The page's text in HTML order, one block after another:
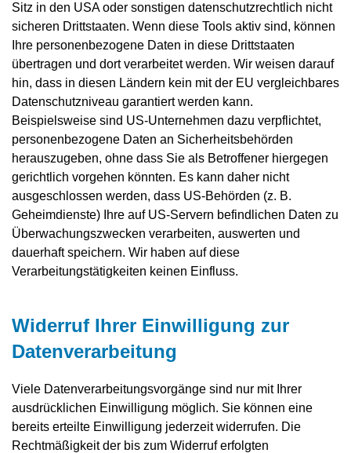
Sitz in den USA oder sonstigen datenschutzrechtlich nicht
sicheren Drittstaaten. Wenn diese Tools aktiv sind, können
Ihre personenbezogene Daten in diese Drittstaaten
übertragen und dort verarbeitet werden. Wir weisen darauf
hin, dass in diesen Ländern kein mit der EU vergleichbares
Datenschutzniveau garantiert werden kann.
Beispielsweise sind US-Unternehmen dazu verpflichtet,
personenbezogene Daten an Sicherheitsbehörden
herauszugeben, ohne dass Sie als Betroffener hiergegen
gerichtlich vorgehen könnten. Es kann daher nicht
ausgeschlossen werden, dass US-Behörden (z. B.
Geheimdienste) Ihre auf US-Servern befindlichen Daten zu
Überwachungszwecken verarbeiten, auswerten und
dauerhaft speichern. Wir haben auf diese
Verarbeitungstätigkeiten keinen Einfluss.
Widerruf Ihrer Einwilligung zur
Datenverarbeitung
Viele Datenverarbeitungsvorgänge sind nur mit Ihrer
ausdrücklichen Einwilligung möglich. Sie können eine
bereits erteilte Einwilligung jederzeit widerrufen. Die
Rechtmäßigkeit der bis zum Widerruf erfolgten